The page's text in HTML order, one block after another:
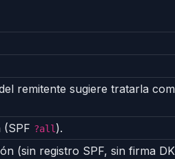
remitente sugiere tratarla
(SPF ?all).
(sin registro SPF, sin firma